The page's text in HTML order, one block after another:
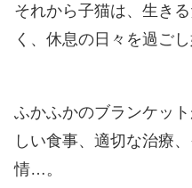
それから子猫は、生き
く、休息の日々を過ごし
ふかふかのブランケッ
しい食事、適切な治療
情…。